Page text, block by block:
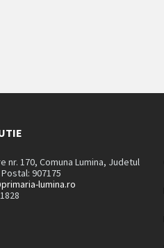
nr. 170, Comuna Lumina, Judetul
907175
lumina.ro